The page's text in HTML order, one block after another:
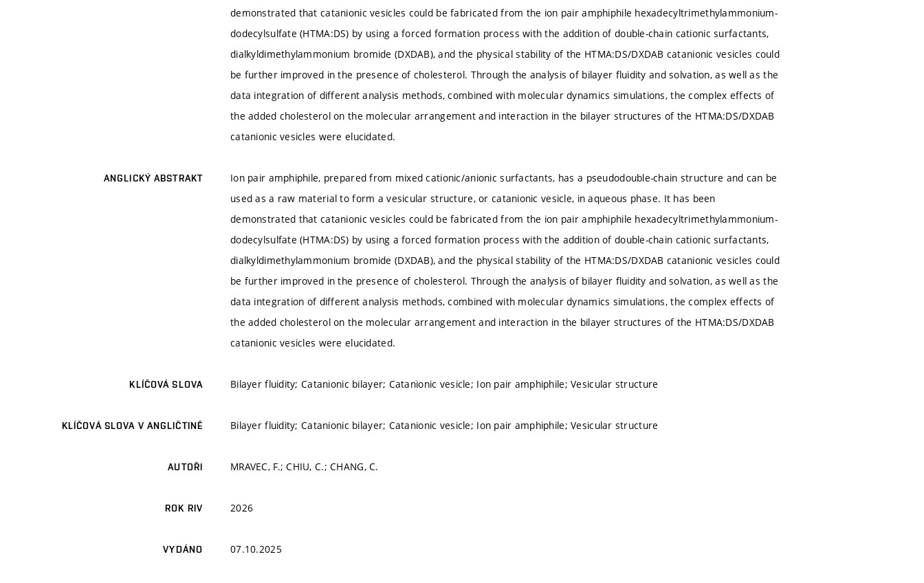
demonstrated that catanionic vesicles could be fabricated from the ion pair amphiphile hexadecyltrimethylammonium-
dodecylsulfate (HTMA:DS) by using a forced formation process with the addition of double-chain cationic surfactants,
dialkyldimethylammonium bromide (DXDAB), and the physical stability of the HTMA:DS/DXDAB catanionic vesicles could
be further improved in the presence of cholesterol. Through the analysis of bilayer fluidity and solvation, as well as the
data integration of different analysis methods, combined with molecular dynamics simulations, the complex effects of
the added cholesterol on the molecular arrangement and interaction in the bilayer structures of the HTMA:DS/DXDAB
catanionic vesicles were elucidated.
ANGLICKÝ ABSTRAKT
Ion pair amphiphile, prepared from mixed cationic/anionic surfactants, has a pseudodouble-chain structure and can be
used as a raw material to form a vesicular structure, or catanionic vesicle, in aqueous phase. It has been
demonstrated that catanionic vesicles could be fabricated from the ion pair amphiphile hexadecyltrimethylammonium-
dodecylsulfate (HTMA:DS) by using a forced formation process with the addition of double-chain cationic surfactants,
dialkyldimethylammonium bromide (DXDAB), and the physical stability of the HTMA:DS/DXDAB catanionic vesicles could
be further improved in the presence of cholesterol. Through the analysis of bilayer fluidity and solvation, as well as the
data integration of different analysis methods, combined with molecular dynamics simulations, the complex effects of
the added cholesterol on the molecular arrangement and interaction in the bilayer structures of the HTMA:DS/DXDAB
catanionic vesicles were elucidated.
KLÍČOVÁ SLOVA Bilayer fluidity; Catanionic bilayer; Catanionic vesicle; Ion pair amphiphile; Vesicular structure
KLÍČOVÁ SLOVA V ANGLIČTINĚ Bilayer fluidity; Catanionic bilayer; Catanionic vesicle; Ion pair amphiphile; Vesicular structure
AUTOŘI MRAVEC, F.; CHIU, C.; CHANG, C.
ROK RIV 2026
VYDÁNO 07.10.2025